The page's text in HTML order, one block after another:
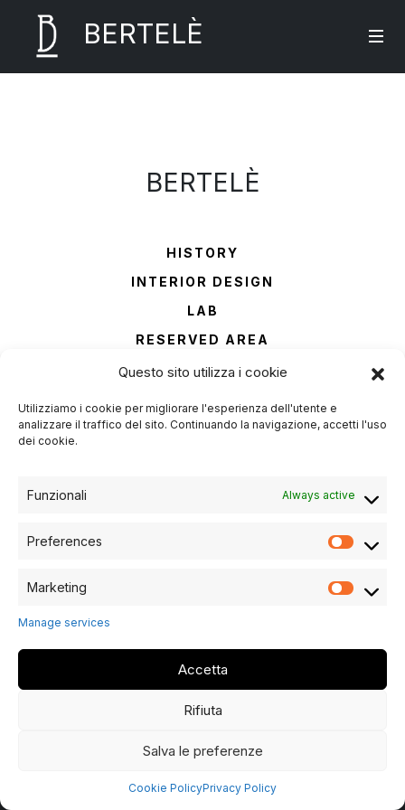
Questo sito utilizza i cookie
Utilizziamo i cookie per migliorare l'esperienza dell'utente e
analizzare il traffico del sito. Continuando la navigazione, accetti l'uso
dei cookie.
Funzionali Always active
Preferences
Marketing
Manage services
Accetta
Rifiuta
Salva le preferenze
Cookie PolicyPrivacy Policy
BERTELÈ
BERTELÈ
HISTORY
INTERIOR DESIGN
LAB
RESERVED AREA
CONTACTS
Phone
MADONNA 194 - 37051 - BOVOLONE (VR)
Privacy-policy